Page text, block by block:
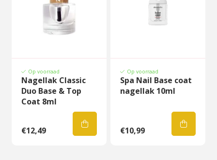
Op voorraad
Nagellak Classic
Duo Base & Top
Coat 8ml
€12,49
Op voorraad
Spa Nail Base coat
nagellak 10ml
€10,99